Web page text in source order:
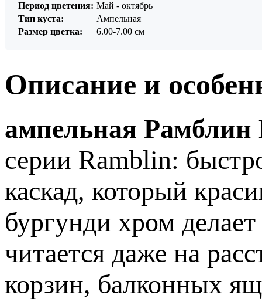
Период цветения: Май - октябрь
Тип куста:
Ампельная
Размер цветка:
6.00-7.00 см
Описание и
ампельная
серии Ramblin:
каскад, который
бургунди хром
читается даже на
корзин, балконных